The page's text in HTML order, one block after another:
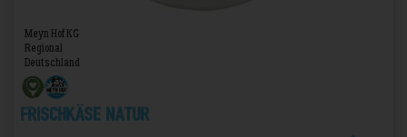
Meyn Hof KG
Regional
Deutschland
Frischkäse Natur